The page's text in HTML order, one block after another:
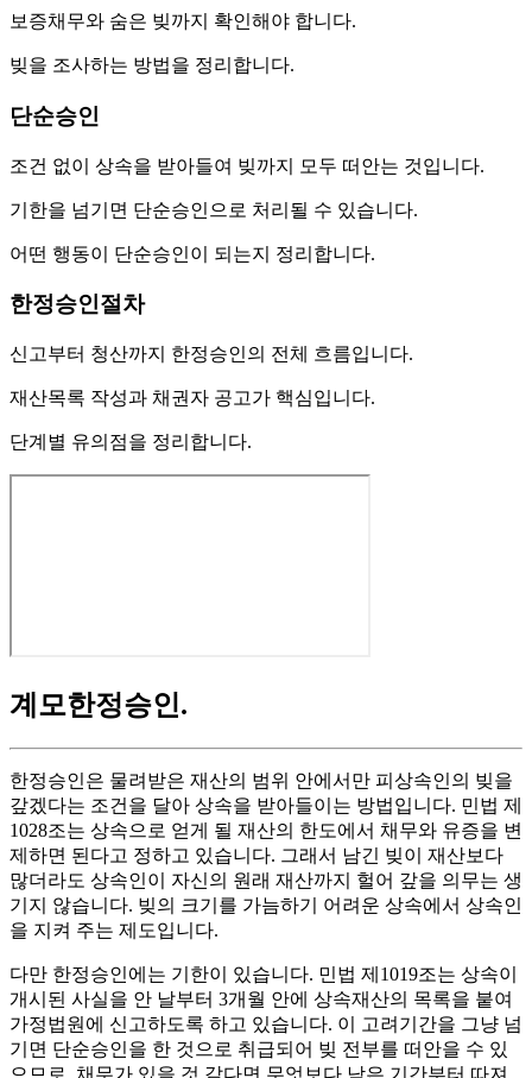
보증채무와 숨은 빚까지 확인해야 합니다.
빚을 조사하는 방법을 정리합니다.
단순승인
조건 없이 상속을 받아들여 빚까지 모두 떠안는 것입니다.
기한을 넘기면 단순승인으로 처리될 수 있습니다.
어떤 행동이 단순승인이 되는지 정리합니다.
한정승인절차
신고부터 청산까지 한정승인의 전체 흐름입니다.
재산목록 작성과 채권자 공고가 핵심입니다.
단계별 유의점을 정리합니다.
계모한정승인.
한정승인은 물려받은 재산의 범위 안에서만 피상속인의 빚을
갚겠다는 조건을 달아 상속을 받아들이는 방법입니다. 민법 제
1028조는 상속으로 얻게 될 재산의 한도에서 채무와 유증을 변
제하면 된다고 정하고 있습니다. 그래서 남긴 빚이 재산보다
많더라도 상속인이 자신의 원래 재산까지 헐어 갚을 의무는 생
기지 않습니다. 빚의 크기를 가늠하기 어려운 상속에서 상속인
을 지켜 주는 제도입니다.
다만 한정승인에는 기한이 있습니다. 민법 제1019조는 상속이
개시된 사실을 안 날부터 3개월 안에 상속재산의 목록을 붙여
가정법원에 신고하도록 하고 있습니다. 이 고려기간을 그냥 넘
기면 단순승인을 한 것으로 취급되어 빚 전부를 떠안을 수 있
으므로, 채무가 있을 것 같다면 무엇보다 남은 기간부터 따져